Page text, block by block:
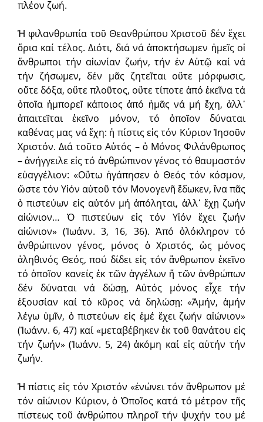
πλέον ζωή.
Ἡ φιλανθρωπία τοῦ Θεανθρώπου Χριστοῦ δέν ἔχει
ὅρια καί τέλος. Διότι, διά νά ἀποκτήσωμεν ἡμεῖς οἱ
ἄνθρωποι τήν αἰωνίαν ζωήν, τήν ἐν Αὐτῷ καί νά
τήν ζήσωμεν, δέν μᾶς ζητεῖται οὔτε μόρφωσις,
οὔτε δόξα, οὔτε πλοῦτος, οὔτε τίποτε ἀπό ἐκεῖνα τά
ὁποῖα ἠμπορεῖ κάποιος ἀπό ἡμᾶς νά μή ἔχη, ἀλλ᾽
ἀπαιτεῖται ἐκεῖνο μόνον, τό ὁποῖον δύναται
καθένας μας νά ἔχη: ἡ πίστις εἰς τόν Κύριον Ἰησοῦν
Χριστόν. Διά τοῦτο Αὐτός – ὁ Μόνος Φιλάνθρωπος
– ἀνήγγειλε εἰς τό ἀνθρώπινον γένος τό θαυμαστόν
εὐαγγέλιον: «Οὕτω ἠγάπησεν ὁ Θεός τόν κόσμον,
ὥστε τόν Υἱόν αὐτοῦ τόν Μονογενῆ ἔδωκεν, ἵνα πᾶς
ὁ πιστεύων εἰς αὐτόν μή ἀπόληται, ἀλλ᾽ ἔχῃ ζωήν
αἰώνιον… Ὁ πιστεύων εἰς τόν Υἱόν ἔχει ζωήν
αἰώνιον» (Ἰωάνν. 3, 16, 36). Ἀπό ὁλόκληρον τό
ἀνθρώπινον γένος, μόνος ὁ Χριστός, ὡς μόνος
ἀληθινός Θεός, πού δίδει εἰς τόν ἄνθρωπον ἐκεῖνο
τό ὁποῖον κανείς ἐκ τῶν ἀγγέλων ἤ τῶν ἀνθρώπων
δέν δύναται νά δώσῃ, Αὐτός μόνος εἶχε τήν
ἐξουσίαν καί τό κῦρος νά δηλώσῃ: «Ἀμήν, ἀμήν
λέγω ὑμῖν, ὁ πιστεύων εἰς ἐμέ ἔχει ζωήν αἰώνιον»
(Ἰωάνν. 6, 47) καί «μεταβέβηκεν ἐκ τοῦ θανάτου εἰς
τήν ζωήν» (Ἰωάνν. 5, 24) ἀκόμη καί εἰς αὐτήν τήν
ζωήν.
Ἡ πίστις εἰς τόν Χριστόν «ἑνώνει τόν ἄνθρωπον μέ
τόν αἰώνιον Κύριον, ὁ Ὁποῖος κατά τό μέτρον τῆς
πίστεως τοῦ ἀνθρώπου πληροῖ τήν ψυχήν του μέ